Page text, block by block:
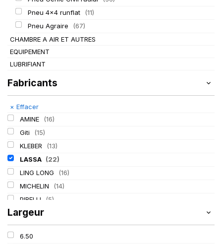
Pneu 4x4 runflat
(11)
Pneu Agraire
(67)
CHAMBRE A AIR ET AUTRES
EQUIPEMENT
LUBRIFIANT
Fabricants
× Effacer
AMINE
(16)
Giti
(15)
KLEBER
(13)
LASSA (22)
LING LONG
(16)
MICHELIN
(14)
PIRELLI
(5)
TIGAR (2)
Largeur
6.50